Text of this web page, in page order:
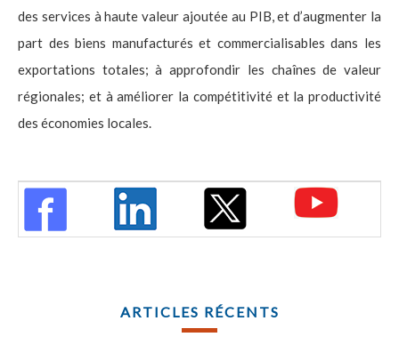
des services à haute valeur ajoutée au PIB, et d’augmenter la
part des biens manufacturés et commercialisables dans les
exportations totales; à approfondir les chaînes de valeur
régionales; et à améliorer la compétitivité et la productivité
des économies locales.
ARTICLES RÉCENTS